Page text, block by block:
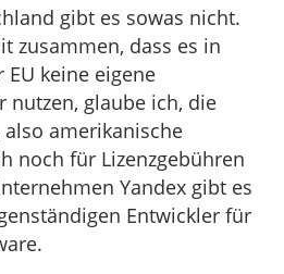
gibt es sowas nicht.
zusammen, dass es in
keine eigene
nutzen, glaube ich, die
amerikanische
noch für Lizenzgebühren
Yandex gibt es
Entwickler für